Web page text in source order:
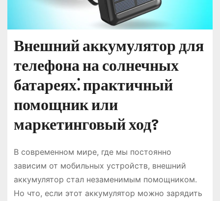
Внешний аккумулятор для
телефона на солнечных
батареях⁚ практичный
помощник или
маркетинговый ход?
В современном мире, где мы постоянно
зависим от мобильных устройств, внешний
аккумулятор стал незаменимым помощником.
Но что, если этот аккумулятор можно зарядить